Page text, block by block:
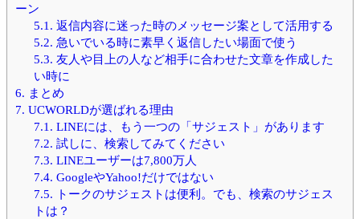
ーン
5.1. 返信内容に迷った時のメッセージ案として活用する
5.2. 急いでいる時に素早く返信したい場面で使う
5.3. 友人や目上の人など相手に合わせた文章を作成した
い時に
6. まとめ
7. UCWORLDが選ばれる理由
7.1. LINEには、もう一つの「サジェスト」があります
7.2. 試しに、検索してみてください
7.3. LINEユーザーは7,800万人
7.4. GoogleやYahoo!だけではない
7.5. トークのサジェストは便利。でも、検索のサジェス
トは？